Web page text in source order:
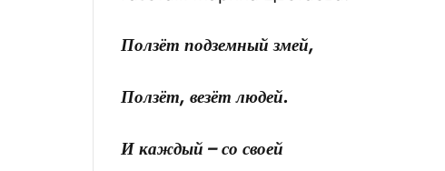
Ползёт подземный змей,
Ползёт, везёт людей.
И каждый – со своей